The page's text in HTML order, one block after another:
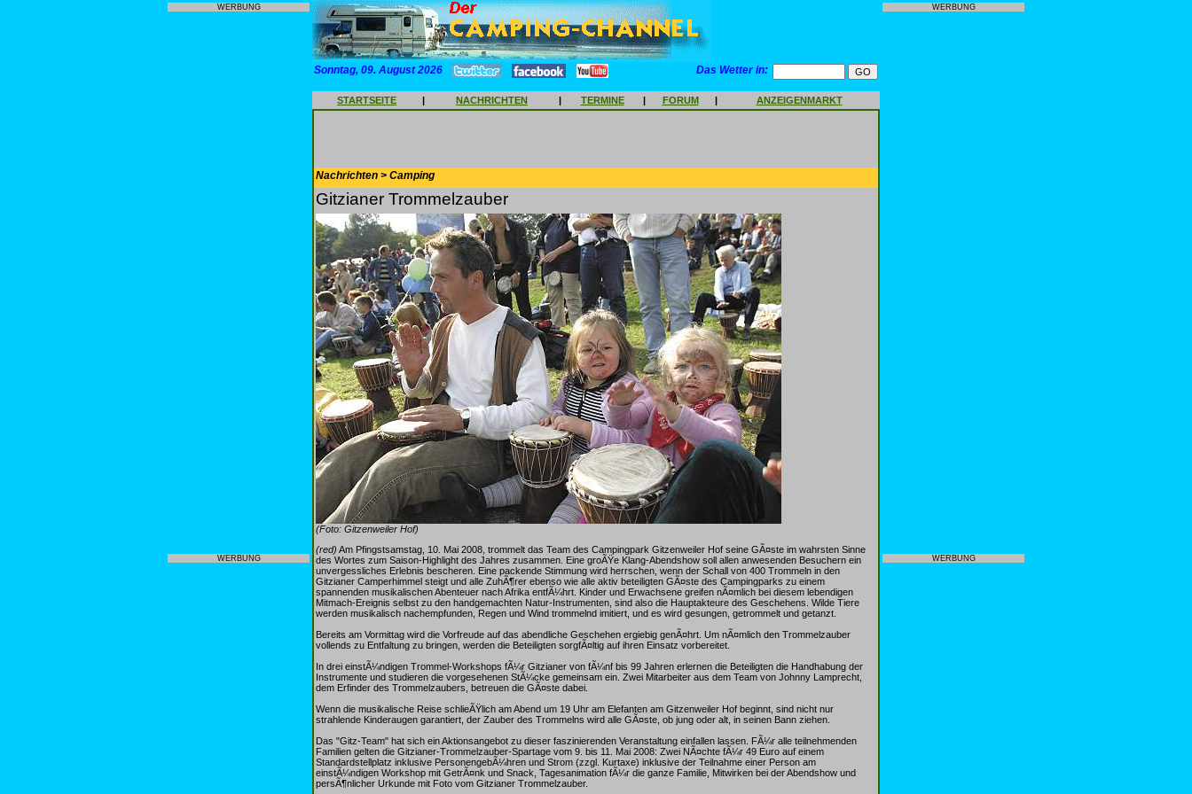
WERBUNG
WERBUNG
Sonntag, 09. August 2026 Das Wetter in:
STARTSEITE | NACHRICHTEN | TERMINE | FORUM | ANZEIGENMARKT
Nachrichten > Camping
Gitzianer Trommelzauber
(Foto: Gitzenweiler Hof)
(red) Am Pfingstsamstag, 10. Mai 2008, trommelt das Team des Campingpark Gitzenweiler Hof seine GÃ¤ste im wahrsten Sinne
des Wortes zum Saison-Highlight des Jahres zusammen. Eine groÃŸe Klang-Abendshow soll allen anwesenden Besuchern ein
unvergessliches Erlebnis bescheren. Eine packende Stimmung wird herrschen, wenn der Schall von 400 Trommeln in den
Gitzianer Camperhimmel steigt und alle ZuhÃ¶rer ebenso wie alle aktiv beteiligten GÃ¤ste des Campingparks zu einem
spannenden musikalischen Abenteuer nach Afrika entfÃ¼hrt. Kinder und Erwachsene greifen nÃ¤mlich bei diesem lebendigen
Mitmach-Ereignis selbst zu den handgemachten Natur-Instrumenten, sind also die Hauptakteure des Geschehens. Wilde Tiere
werden musikalisch nachempfunden, Regen und Wind trommelnd imitiert, und es wird gesungen, getrommelt und getanzt.
Bereits am Vormittag wird die Vorfreude auf das abendliche Geschehen ergiebig genÃ¤hrt. Um nÃ¤mlich den Trommelzauber
vollends zu Entfaltung zu bringen, werden die Beteiligten sorgfÃ¤ltig auf ihren Einsatz vorbereitet.
In drei einstÃ¼ndigen Trommel-Workshops fÃ¼r Gitzianer von fÃ¼nf bis 99 Jahren erlernen die Beteiligten die Handhabung der
Instrumente und studieren die vorgesehenen StÃ¼cke gemeinsam ein. Zwei Mitarbeiter aus dem Team von Johnny Lamprecht,
dem Erfinder des Trommelzaubers, betreuen die GÃ¤ste dabei.
Wenn die musikalische Reise schlieÃŸlich am Abend um 19 Uhr am Elefanten am Gitzenweiler Hof beginnt, sind nicht nur
strahlende Kinderaugen garantiert, der Zauber des Trommelns wird alle GÃ¤ste, ob jung oder alt, in seinen Bann ziehen.
Das "Gitz-Team" hat sich ein Aktionsangebot zu dieser faszinierenden Veranstaltung einfallen lassen. FÃ¼r alle teilnehmenden
Familien gelten die Gitzianer-Trommelzauber-Spartage vom 9. bis 11. Mai 2008: Zwei NÃ¤chte fÃ¼r 49 Euro auf einem
Standardstellplatz inklusive PersonengebÃ¼hren und Strom (zzgl. Kurtaxe) inklusive der Teilnahme einer Person am
einstÃ¼ndigen Workshop mit GetrÃ¤nk und Snack, Tagesanimation fÃ¼r die ganze Familie, Mitwirken bei der Abendshow und
persÃ¶nlicher Urkunde mit Foto vom Gitzianer Trommelzauber.
WERBUNG
WERBUNG